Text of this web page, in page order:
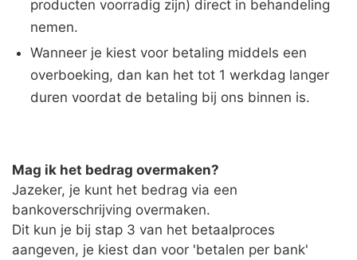
producten voorradig zijn) direct in behandeling
nemen.
Wanneer je kiest voor betaling middels een
overboeking, dan kan het tot 1 werkdag langer
duren voordat de betaling bij ons binnen is.
Mag ik het bedrag overmaken?
Jazeker, je kunt het bedrag via een
bankoverschrijving overmaken.
Dit kun je bij stap 3 van het betaalproces
aangeven, je kiest dan voor 'betalen per bank'